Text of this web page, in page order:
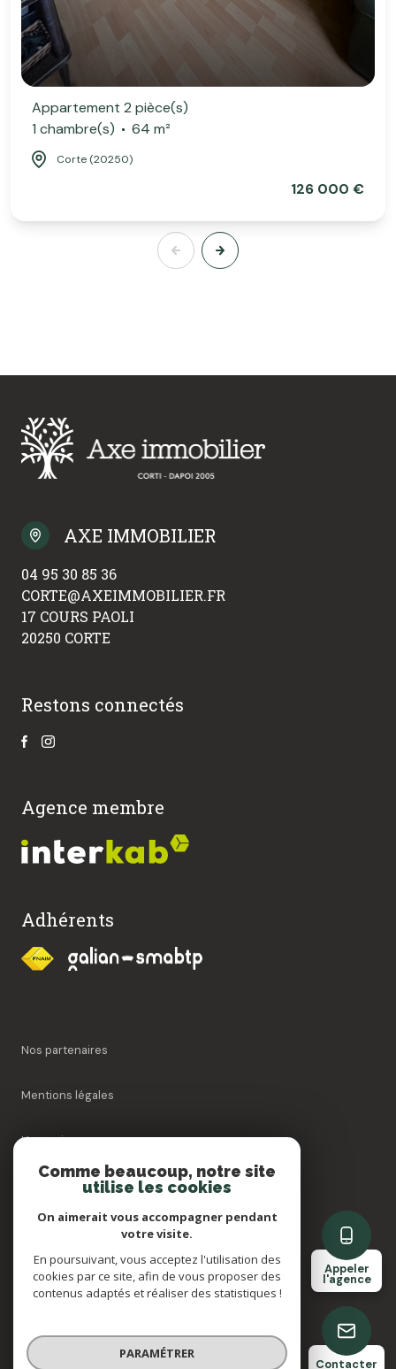
Appeler
l'agence
Contacter
Appartement 2 pièce(s)
1 chambre(s)
64 m²
Corte (20250)
126 000 €
AXE IMMOBILIER
04 95 30 85 36
CORTE@AXEIMMOBILIER.FR
17 COURS PAOLI
20250 CORTE
Restons connectés
Agence membre
Adhérents
Nos partenaires
Mentions légales
Honoraires
Cookies
© 2026 | Tous droits réservés
Comme beaucoup, notre site
utilise les cookies
On aimerait vous accompagner pendant
votre visite.
En poursuivant, vous acceptez l'utilisation des
cookies par ce site, afin de vous proposer des
contenus adaptés et réaliser des statistiques !
PARAMÉTRER